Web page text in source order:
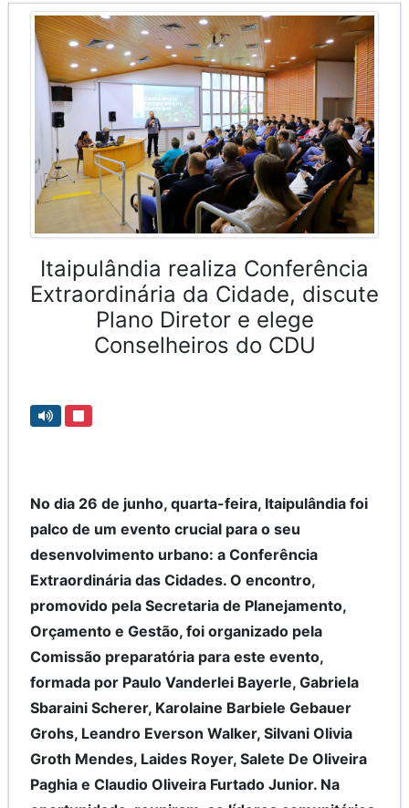
Itaipulândia realiza Conferência
Extraordinária da Cidade, discute
Plano Diretor e elege
Conselheiros do CDU
No dia 26 de junho, quarta-feira, Itaipulândia foi
palco de um evento crucial para o seu
desenvolvimento urbano: a Conferência
Extraordinária das Cidades. O encontro,
promovido pela Secretaria de Planejamento,
Orçamento e Gestão, foi organizado pela
Comissão preparatória para este evento,
formada por Paulo Vanderlei Bayerle, Gabriela
Sbaraini Scherer, Karolaine Barbiele Gebauer
Grohs, Leandro Everson Walker, Silvani Olivia
Groth Mendes, Laides Royer, Salete De Oliveira
Paghia e Claudio Oliveira Furtado Junior. Na